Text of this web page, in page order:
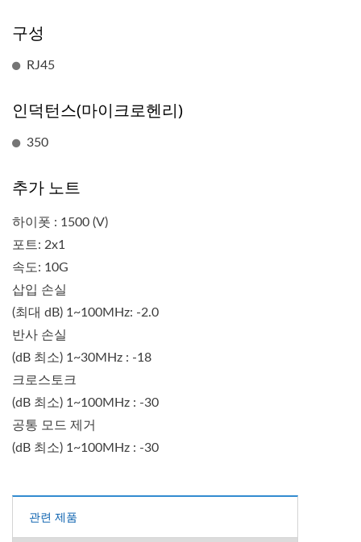
구성
RJ45
인덕턴스(마이크로헨리)
350
추가 노트
하이폿 : 1500 (V)
포트: 2x1
속도: 10G
삽입 손실
(최대 dB) 1~100MHz: -2.0
반사 손실
(dB 최소) 1~30MHz : -18
크로스토크
(dB 최소) 1~100MHz : -30
공통 모드 제거
(dB 최소) 1~100MHz : -30
관련 제품